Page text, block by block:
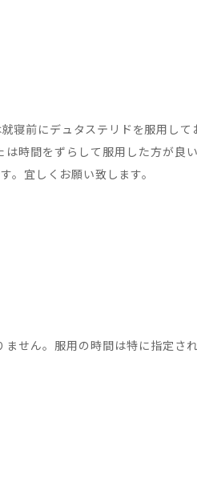
寝前にデュタステリドを服用し
時間をずらして服用した方が良
。宜しくお願い致します。
せん。服用の時間は特に指定さ